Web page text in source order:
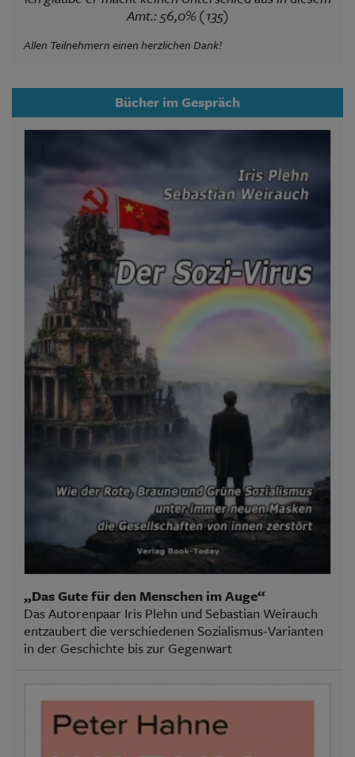
Amt.: 56,0% (135)
Allen Teilnehmern einen herzlichen Dank!
Bücher im Gespräch
„Das Gute für den Menschen im Auge“
Das Autorenpaar Iris Plehn und Sebastian Weirauch
entzaubert die verschiedenen Sozialismus-Varianten
in der Geschichte bis zur Gegenwart